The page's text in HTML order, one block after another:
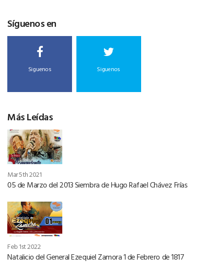
Síguenos en
Siguenos Siguenos
Más Leídas
Mar 5th 2021
05 de Marzo del 2013 Siembra de Hugo Rafael Chávez Frías
Feb 1st 2022
Natalicio del General Ezequiel Zamora 1 de Febrero de 1817